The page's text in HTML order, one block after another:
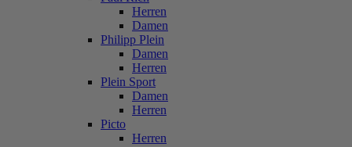
Herren
Damen
Philipp Plein
Damen
Herren
Plein Sport
Damen
Herren
Picto
Herren